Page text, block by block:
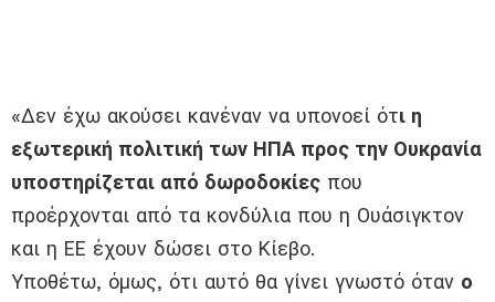
«Δεν έχω ακούσει κανέναν να υπονοεί ότι η
εξωτερική πολιτική των ΗΠΑ προς την Ουκρανία
υποστηρίζεται από δωροδοκίες που
προέρχονται από τα κονδύλια που η Ουάσιγκτον
και η ΕΕ έχουν δώσει στο Κίεβο.
Υποθέτω, όμως, ότι αυτό θα γίνει γνωστό όταν ο